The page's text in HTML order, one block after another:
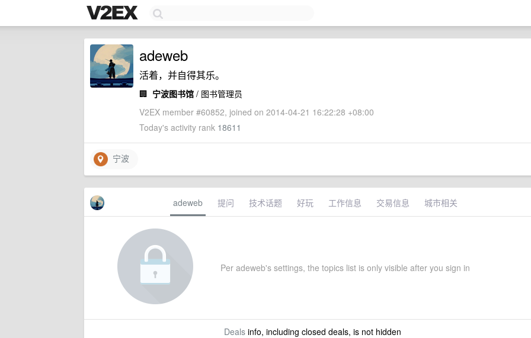
adeweb
活着，并自得其乐。
🏢 宁波图书馆 / 图书管理员
V2EX member #60852, joined on 2014-04-21 16:22:28 +08:00
Today's activity rank 18611
宁波
adeweb 提问 技术话题 好玩 工作信息 交易信息 城市相关
Per adeweb's settings, the topics list is only visible after you sign in
Dealsinfo, including closed deals, is not hidden